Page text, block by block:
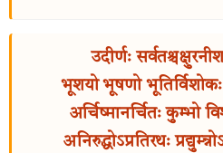
उदीर्णः
भूशयो भूषणो
अर्चिष्मानर्चितः कुम्भो
अनिरुद्धोऽप्रतिरथः